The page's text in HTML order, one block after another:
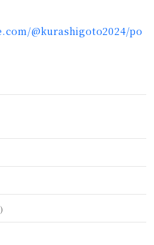
@kurashigoto2024/po